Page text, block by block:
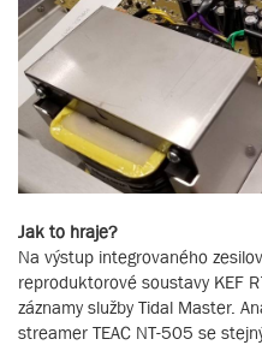
Jak to hraje?
Na výstup integrovaného
reproduktorové soustavy KEF
záznamy služby Tidal Master.
streamer TEAC NT-505 se